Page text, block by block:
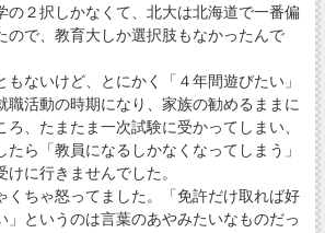
の２択しかなくて、北大は北海道で一番偏
ので、教育大しか選択肢もなかったんで
ないけど、とにかく「４年間遊びたい」
職活動の時期になり、家族の勧めるままに
、たまたま一次試験に受かってしまい、
たら「教員になるしかなくなってしまう」
に行きませんでした。
ちゃ怒ってました。「免許だけ取れば好
」というのは言葉のあやみたいなものだっ